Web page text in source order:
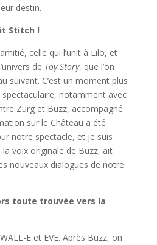
destin.
Stitch !
celle qui l’unit à Lilo, et
de Toy Story, que l’on
suivant. C’est un moment plus
notamment avec
Zurg et Buzz, accompagné
sur le Château a été
notre spectacle, et je suis
voix originale de Buzz, ait
nouveaux dialogues de notre
toute trouvée vers la
E et EVE. Après Buzz, on